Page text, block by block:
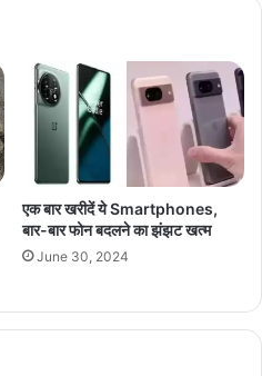
एक बार खरीदें ये Smartphones,
बार-बार फोन बदलने का झंझट खत्म
June 30, 2024